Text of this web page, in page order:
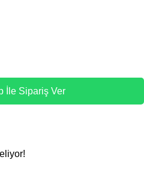
İle Sipariş Ver